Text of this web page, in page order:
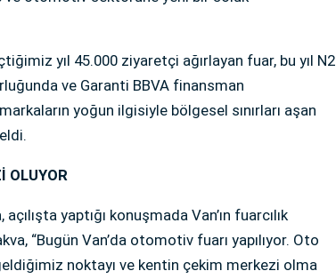
yıl 45.000 ziyaretçi ağırlayan fuar, bu yıl N2
ve Garanti BBVA finansman
yoğun ilgisiyle bölgesel sınırları aşan
OLUYOR
yaptığı konuşmada Van’ın fuarcılık
“Bugün Van’da otomotiv fuarı yapılıyor. Oto
noktayı ve kentin çekim merkezi olma